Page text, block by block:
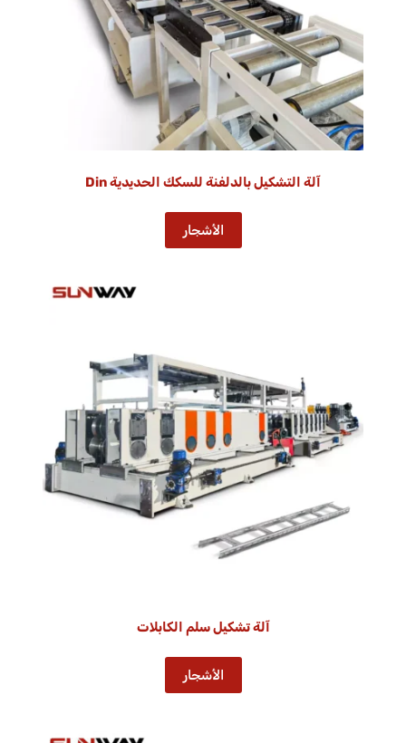
آلة التشكيل بالدلفنة للسكك الحديدية Din
الأشجار
آلة تشكيل سلم الكابلات
الأشجار